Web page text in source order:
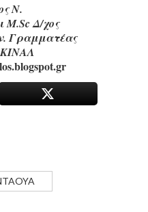
Ν.
M.Sc Δ/χος
Γραμματέας